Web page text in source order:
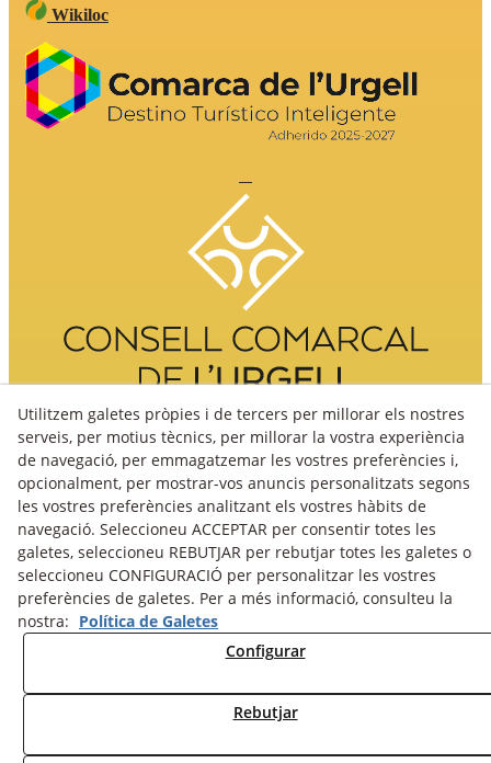
Wikiloc
Avís Legal Política Cookies
Utilitzem galetes pròpies i de tercers per millorar els nostres
serveis, per motius tècnics, per millorar la vostra experiència
de navegació, per emmagatzemar les vostres preferències i,
opcionalment, per mostrar-vos anuncis personalitzats segons
les vostres preferències analitzant els vostres hàbits de
navegació. Seleccioneu ACCEPTAR per consentir totes les
galetes, seleccioneu REBUTJAR per rebutjar totes les galetes o
seleccioneu CONFIGURACIÓ per personalitzar les vostres
preferències de galetes. Per a més informació, consulteu la
nostra: Política de Galetes
Configurar
Rebutjar